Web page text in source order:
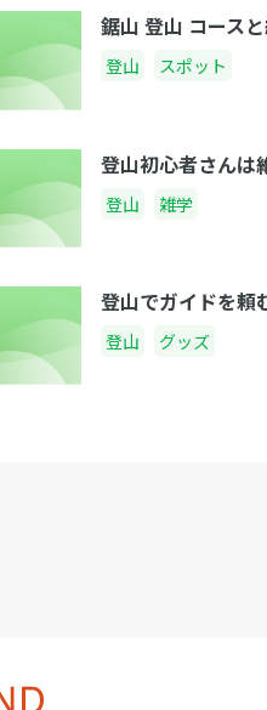
鋸山 登山 コース
登山 スポット
登山初心者さんは
登山 雑学
登山でガイドを頼
登山 グッズ